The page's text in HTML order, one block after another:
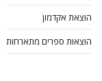
הוצאת אקדמון
הוצאות ספרים מתארחות